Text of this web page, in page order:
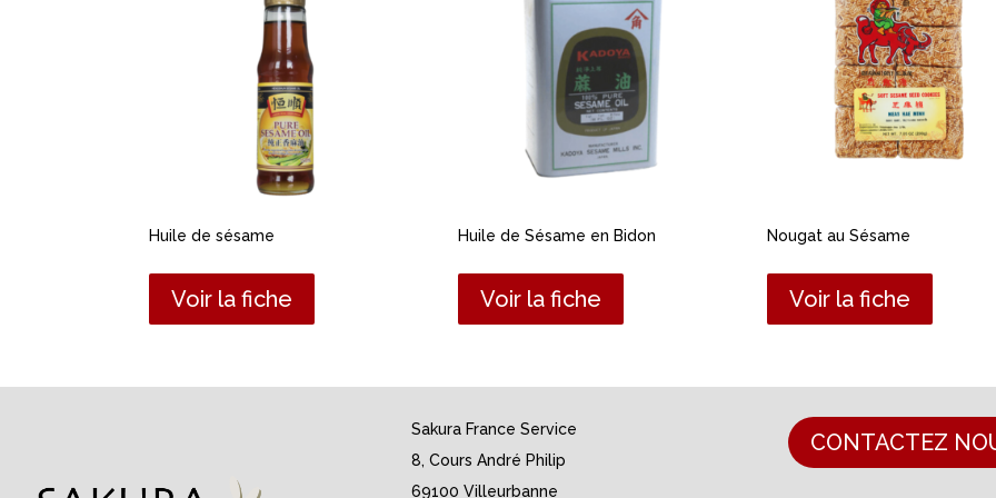
Huile de sésame
Voir la fiche
Huile de Sésame en Bidon
Voir la fiche
Nougat au Sésame
Voir la fiche
Sakura France Service
8, Cours André Philip
69100 Villeurbanne
CONTACTEZ